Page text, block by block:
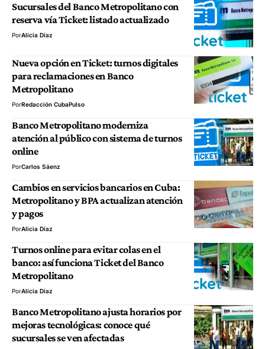
Sucursales del Banco Metropolitano con
reserva vía Ticket: listado actualizado
PorAlicia Díaz
Nueva opción en Ticket: turnos digitales
para reclamaciones en Banco
Metropolitano
PorRedacción CubaPulso
Banco Metropolitano moderniza
atención al público con sistema de turnos
online
PorCarlos Sáenz
Cambios en servicios bancarios en Cuba:
Metropolitano y BPA actualizan atención
y pagos
PorAlicia Díaz
Turnos online para evitar colas en el
banco: así funciona Ticket del Banco
Metropolitano
PorAlicia Díaz
Banco Metropolitano ajusta horarios por
mejoras tecnológicas: conoce qué
sucursales se ven afectadas